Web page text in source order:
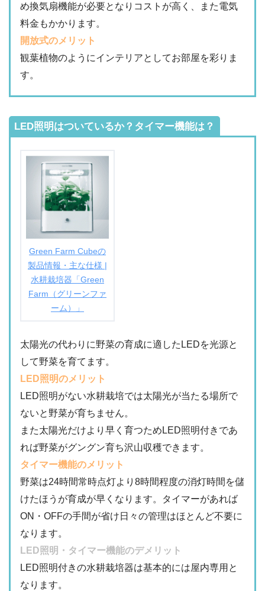
め換気扇機能が必要となりコストが高く、また電気
料金もかかります。
開放式のメリット
観葉植物のようにインテリアとしてお部屋を彩りま
す。
LED照明はついているか？タイマー機能は？
Green Farm Cubeの
製品情報・主な仕様 |
水耕栽培器「Green
Farm（グリーンファ
ーム）」
太陽光の代わりに野菜の育成に適したLEDを光源と
して野菜を育てます。
LED照明のメリット
LED照明がない水耕栽培では太陽光が当たる場所で
ないと野菜が育ちません。
また太陽光だけより早く育つためLED照明付きであ
れば野菜がグングン育ち沢山収穫できます。
タイマー機能のメリット
野菜は24時間常時点灯より8時間程度の消灯時間を儲
けたほうが育成が早くなります。タイマーがあれば
ON・OFFの手間が省け日々の管理はほとんど不要に
なります。
LED照明・タイマー機能のデメリット
LED照明付きの水耕栽培器は基本的には屋内専用と
なります。